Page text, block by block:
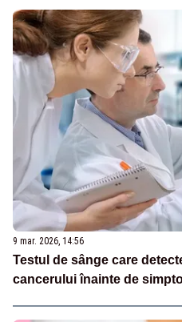
9 mar. 2026, 14:56
Testul de sânge care
cancerului înainte de